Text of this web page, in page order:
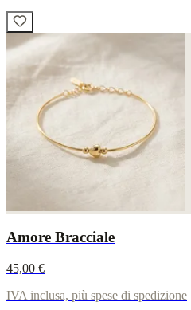
Amore Bracciale
45,00 €
IVA inclusa, più spese di spedizione